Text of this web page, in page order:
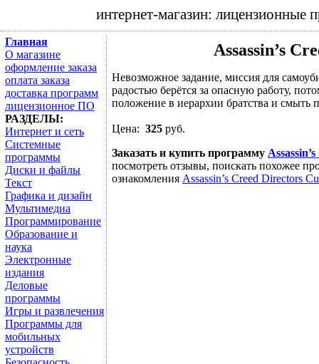
интернет-магазин:
Главная
О магазине
оформление заказа
оплата заказа
доставка программ
лицензионное ПО
РАЗДЕЛЫ:
Интернет и сеть
Системные
программы
Диски и файлы
Текст
Графика и дизайн
Мультимедиа
Программирование
Образование и
наука
Электронные
издания
Деловые
программы
Игры и развлечения
Программы для
мобильных
устройств
Assassin’s
Невозможное задание, миссия для
радостью берётся за опасную работу,
положение в иерархии братства и смыть
Цена: 325 руб.
Заказать и купить программу
посмотреть отзывы, поискать похожее
ознакомления Assassin’s Creed Directors